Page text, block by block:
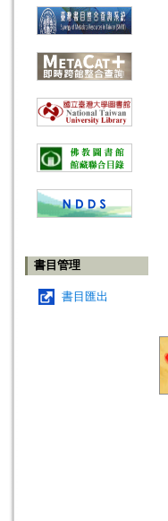
書目管理
書目匯出